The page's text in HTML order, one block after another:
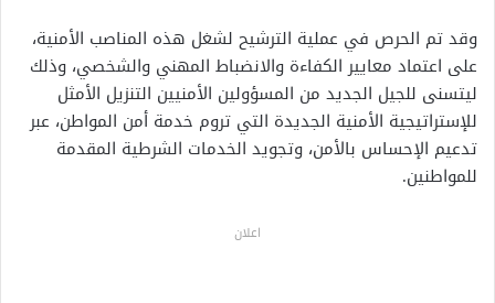
وقد تم الحرص في عملية الترشيح لشغل هذه المناصب الأمنية،
على اعتماد معايير الكفاءة والانضباط المهني والشخصي، وذلك
ليتسنى للجيل الجديد من المسؤولين الأمنيين التنزيل الأمثل
للإستراتيجية الأمنية الجديدة التي تروم خدمة أمن المواطن، عبر
تدعيم الإحساس بالأمن، وتجويد الخدمات الشرطية المقدمة
للمواطنين.
اعلان